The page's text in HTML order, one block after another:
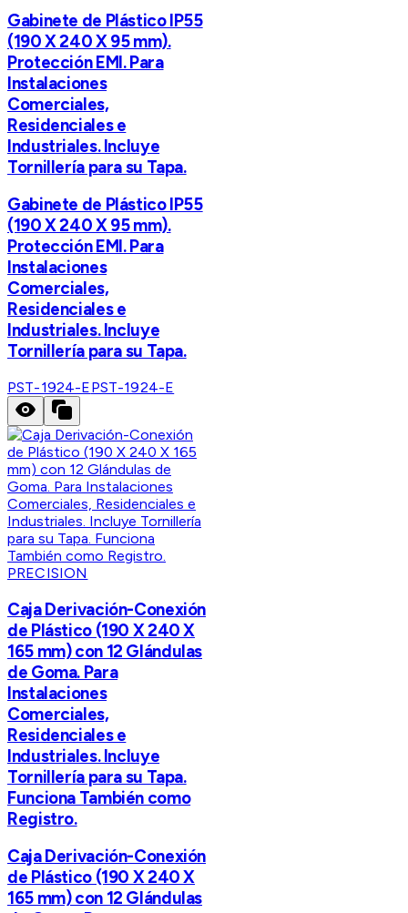
Gabinete de Plástico IP55
(190 X 240 X 95 mm).
Protección EMI. Para
Instalaciones
Comerciales,
Residenciales e
Industriales. Incluye
Tornillería para su Tapa.
Gabinete de Plástico IP55
(190 X 240 X 95 mm).
Protección EMI. Para
Instalaciones
Comerciales,
Residenciales e
Industriales. Incluye
Tornillería para su Tapa.
PST-1924-EPST-1924-E
PRECISION
Caja Derivación-Conexión
de Plástico (190 X 240 X
165 mm) con 12 Glándulas
de Goma. Para
Instalaciones
Comerciales,
Residenciales e
Industriales. Incluye
Tornillería para su Tapa.
Funciona También como
Registro.
Caja Derivación-Conexión
de Plástico (190 X 240 X
165 mm) con 12 Glándulas